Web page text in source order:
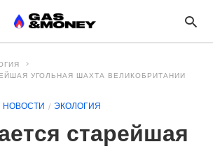
УГОЛЬНАЯ ШАХТА ВЕЛИКОБРИТАНИИ
НОВОСТИ ЭКОЛОГИЯ
старейшая